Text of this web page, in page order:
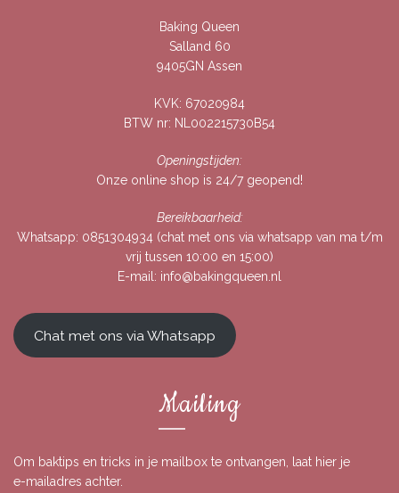
Baking Queen
Salland 60
9405GN Assen
KVK: 67020984
BTW nr: NL002215730B54
Openingstijden:
Onze online shop is 24/7 geopend!
Bereikbaarheid:
Whatsapp: 0851304934(chat met ons via whatsapp van ma t/m
vrij tussen 10:00 en 15:00)
E-mail: info@bakingqueen.nl
Chat met ons via Whatsapp
Mailing
Om baktips en tricks in je mailbox te ontvangen, laat hier je
e-mailadres achter.